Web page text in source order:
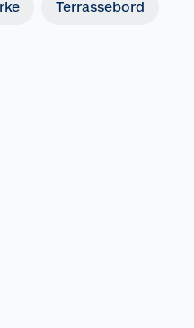
Terrassebord